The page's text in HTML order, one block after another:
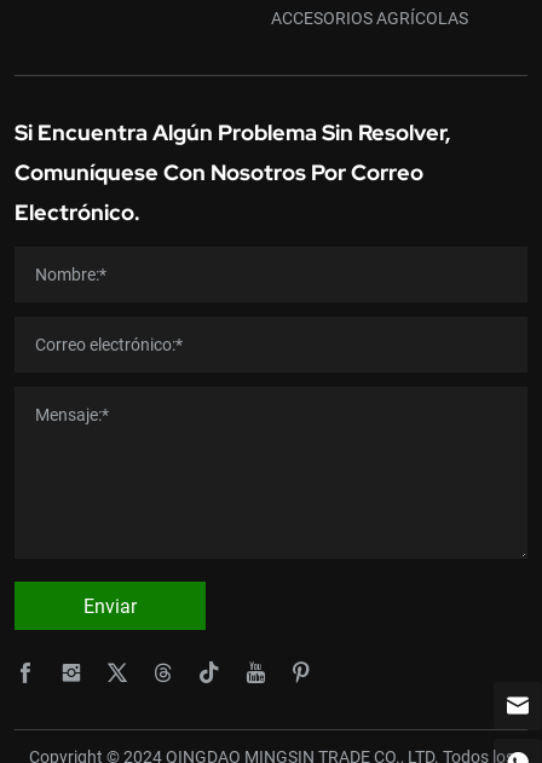
ACCESORIOS AGRÍCOLAS
Si Encuentra Algún Problema Sin Resolver,
Comuníquese Con Nosotros Por Correo
Electrónico.
Enviar
Copyright © 2024 QINGDAO MINGSIN TRADE CO., LTD. Todos los